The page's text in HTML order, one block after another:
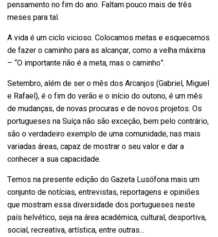
pensamento no fim do ano. Faltam pouco mais de três
meses para tal.
A vida é um ciclo vicioso. Colocamos metas e esquecemos
de fazer o caminho para as alcançar, como a velha máxima
– “O importante não é a meta, mas o caminho”.
Setembro, além de ser o mês dos Arcanjos (Gabriel, Miguel
e Rafael), é o fim do verão e o início do outono, é um mês
de mudanças, de novas procuras e de novos projetos. Os
portugueses na Suíça não são exceção, bem pelo contrário,
são o verdadeiro exemplo de uma comunidade, nas mais
variadas áreas, capaz de mostrar o seu valor e dar a
conhecer a sua capacidade.
Temos na presente edição do Gazeta Lusófona mais um
conjunto de notícias, entrevistas, reportagens e opiniões
que mostram essa diversidade dos portugueses neste
país helvético, seja na área académica, cultural, desportiva,
social, recreativa, artística, entre outras…